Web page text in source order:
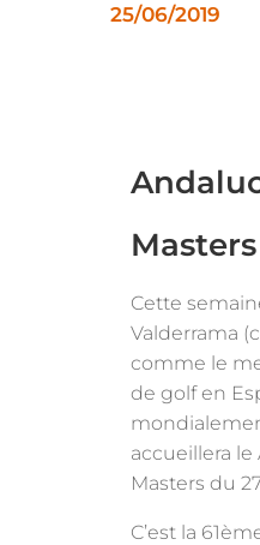
25/06/2019
Masters
Cette
Valderrama
comme le
de golf en
accueillera le
Masters du
C’est la